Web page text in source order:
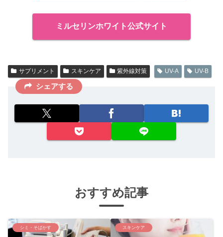
ミルセリンホワイト公式サイト
サプリメント スキンケア 紫外線対策 UV-A UV-B
シェアする
おすすめ記事
シミ・そばかす スキンケア